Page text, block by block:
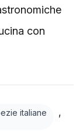
con
italiane ,